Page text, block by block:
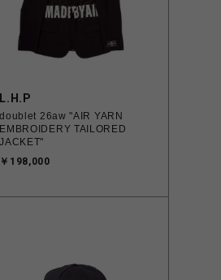
L.H.P
doublet 26aw "AIR YARN
EMBROIDERY TAILORED
JACKET"
￥198,000